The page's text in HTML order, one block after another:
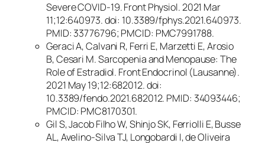
Severe COVID-19. Front Physiol. 2021 Mar
11;12:640973. doi: 10.3389/fphys.2021.640973.
PMID: 33776796; PMCID: PMC7991788.
Geraci A, Calvani R, Ferri E, Marzetti E, Arosio
B, Cesari M. Sarcopenia and Menopause: The
Role of Estradiol. Front Endocrinol (Lausanne).
2021 May 19;12:682012. doi:
10.3389/fendo.2021.682012. PMID: 34093446;
PMCID: PMC8170301.
Gil S, Jacob Filho W, Shinjo SK, Ferriolli E, Busse
AL, Avelino-Silva TJ, Longobardi I, de Oliveira